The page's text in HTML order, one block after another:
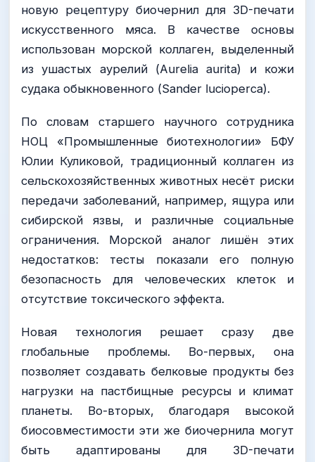
новую рецептуру биочернил для 3D-печати
искусственного мяса. В качестве основы
использован морской коллаген, выделенный
из ушастых аурелий (Aurelia aurita) и кожи
судака обыкновенного (Sander lucioperca).
По словам старшего научного сотрудника
НОЦ «Промышленные биотехнологии» БФУ
Юлии Куликовой, традиционный коллаген из
сельскохозяйственных животных несёт риски
передачи заболеваний, например, ящура или
сибирской язвы, и различные социальные
ограничения. Морской аналог лишён этих
недостатков: тесты показали его полную
безопасность для человеческих клеток и
отсутствие токсического эффекта.
Новая технология решает сразу две
глобальные проблемы. Во-первых, она
позволяет создавать белковые продукты без
нагрузки на пастбищные ресурсы и климат
планеты. Во-вторых, благодаря высокой
биосовместимости эти же биочернила могут
быть адаптированы для 3D-печати